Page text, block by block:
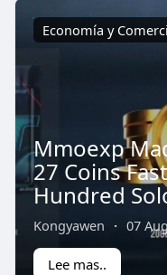
Economía y
Mmoexp
27 Coins
Hundred
Kongyawen · 07
Lee mas..